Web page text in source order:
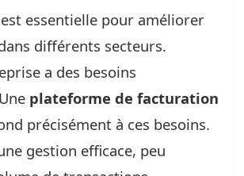
essentielle pour améliorer
différents secteurs.
a des besoins
plateforme de facturation
précisément à ces besoins.
gestion efficace, peu